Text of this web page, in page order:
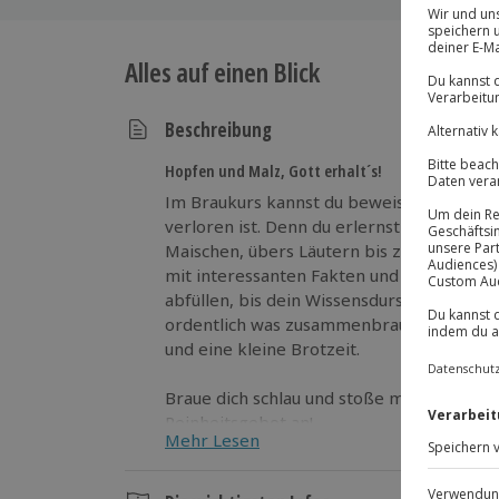
Alles auf einen Blick
Beschreibung
Hopfen und Malz, Gott erhalt´s!
Im Braukurs kannst du beweisen, dass
verloren ist. Denn du erlernst die hohe
Maischen, übers Läutern bis zum
mit interessanten Fakten und
abfüllen, bis dein Wissensdurst gestillt ist.
ordentlich was zusammenbraut, gönnst
und eine kleine Brotzeit.
Braue dich schlau und stoße mit den
Reinheitsgebot an!
Mehr Lesen